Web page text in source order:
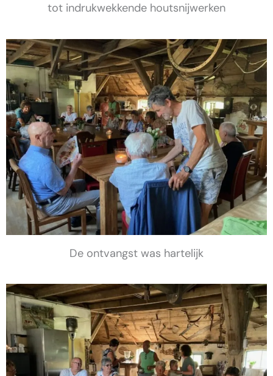
tot indrukwekkende houtsnijwerken
De ontvangst was hartelijk